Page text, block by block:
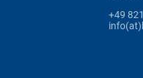
+49